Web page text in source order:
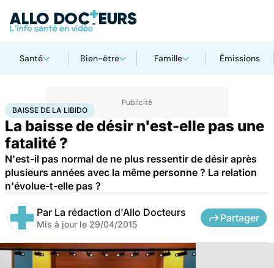
Santé Bien-être Famille Émissions
AccueilSanté Baisse de la libido
BAISSE DE LA LIBIDO
La baisse de désir n'est-elle pas une
fatalité ?
N'est-il pas normal de ne plus ressentir de désir après
plusieurs années avec la même personne ? La relation
n'évolue-t-elle pas ?
Par La rédaction d'Allo Docteurs
Mis à jour le 29/04/2015
Partager